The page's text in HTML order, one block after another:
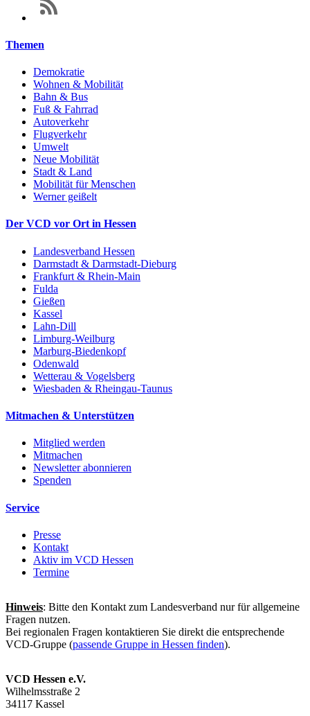
Themen
Demokratie
Wohnen & Mobilität
Bahn & Bus
Fuß & Fahrrad
Autoverkehr
Flugverkehr
Umwelt
Neue Mobilität
Stadt & Land
Mobilität für Menschen
Werner geißelt
Der VCD vor Ort in Hessen
Landesverband Hessen
Darmstadt & Darmstadt-Dieburg
Frankfurt & Rhein-Main
Fulda
Gießen
Kassel
Lahn-Dill
Limburg-Weilburg
Marburg-Biedenkopf
Odenwald
Wetterau & Vogelsberg
Wiesbaden & Rheingau-Taunus
Mitmachen & Unterstützen
Mitglied werden
Mitmachen
Newsletter abonnieren
Spenden
Service
Presse
Kontakt
Aktiv im VCD Hessen
Termine
Hinweis: Bitte den Kontakt zum Landesverband nur für allgemeine
Fragen nutzen.
Bei regionalen Fragen kontaktieren Sie direkt die entsprechende
VCD-Gruppe (passende Gruppe in Hessen finden).
VCD Hessen e.V.
Wilhelmsstraße 2
34117 Kassel